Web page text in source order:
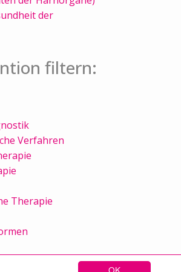
OK
der
filtern:
Verfahren
Therapie